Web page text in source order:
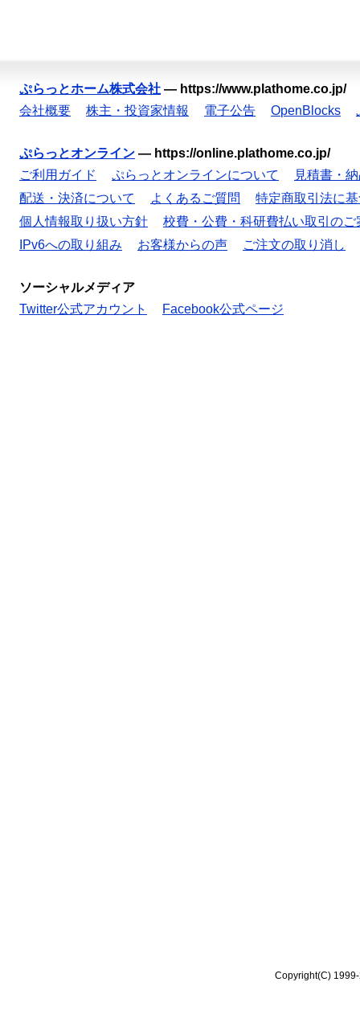
ぷらっとホーム株式会社 — https://www.plathome.co.jp/
会社概要
株主・投資家情報 電子公告 OpenBlocks
ぷらっとオンライン — https://online.plathome.co.jp/
ご利用ガイド
ぷらっとオンラインについて
見積書・
配送・決済について
よくあるご質問
特定商取引法に
個人情報取り扱い方針
校費・公費・科研費払い取引のご
IPv6への取り組み
お客様からの声 ご注文の取り消し
ソーシャルメディア
Twitter公式アカウント
Facebook公式ページ
Copyright(C)